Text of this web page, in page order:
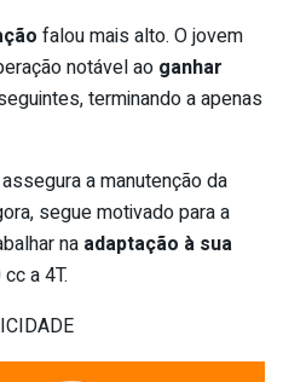
falou mais alto. O jovem
notável ao ganhar
terminando a apenas
a manutenção da
segue motivado para a
na adaptação à sua
a 4T.